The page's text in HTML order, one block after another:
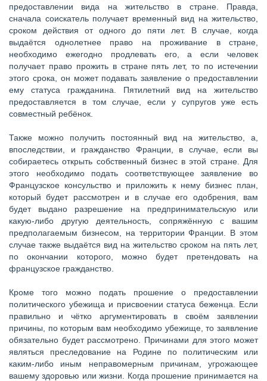
предоставлении вида на жительство в стране. Правда,
сначала соискатель получает временный вид на жительство,
сроком действия от одного до пяти лет. В случае, когда
выдаётся однолетнее право на проживание в стране,
необходимо ежегодно продлевать его, а если человек
получает право прожить в стране пять лет, то по истечении
этого срока, он может подавать заявление о предоставлении
ему статуса гражданина. Пятилетний вид на жительство
предоставляется в том случае, если у супругов уже есть
совместный ребёнок.
Также можно получить постоянный вид на жительство, а,
впоследствии, и гражданство Франции, в случае, если вы
собираетесь открыть собственный бизнес в этой стране. Для
этого необходимо подать соответствующее заявление во
Французское консульство и приложить к нему бизнес план,
который будет рассмотрен и в случае его одобрения, вам
будет выдано разрешение на предпринимательскую или
какую-либо другую деятельность, сопряжённую с вашим
предполагаемым бизнесом, на территории Франции. В этом
случае также выдаётся вид на жительство сроком на пять лет,
по окончании которого, можно будет претендовать на
французское гражданство.
Кроме того можно подать прошение о предоставлении
политического убежища и присвоении статуса беженца. Если
правильно и чётко аргументировать в своём заявлении
причины, по которым вам необходимо убежище, то заявление
обязательно будет рассмотрено. Причинами для этого может
являться преследование на Родине по политическим или
каким-либо иным неправомерным причинам, угрожающее
вашему здоровью или жизни. Когда прошение принимается на